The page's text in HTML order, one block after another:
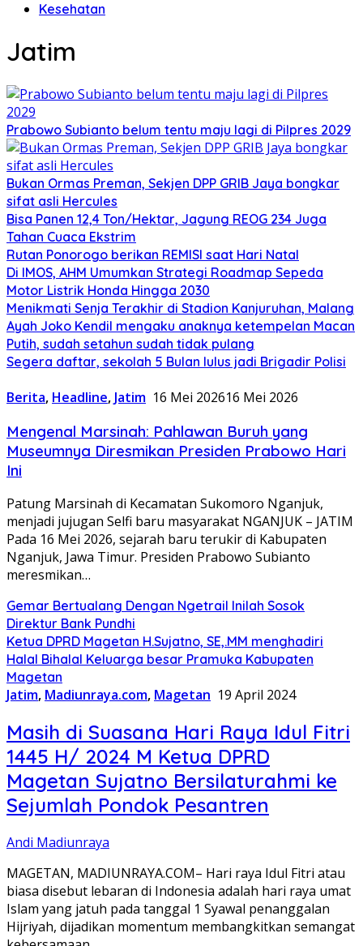
Kesehatan
Jatim
Prabowo Subianto belum tentu maju lagi di Pilpres 2029
Bukan Ormas Preman, Sekjen DPP GRIB Jaya bongkar
sifat asli Hercules
Bisa Panen 12,4 Ton/Hektar, Jagung REOG 234 Juga
Tahan Cuaca Ekstrim
Rutan Ponorogo berikan REMISI saat Hari Natal
Di IMOS, AHM Umumkan Strategi Roadmap Sepeda
Motor Listrik Honda Hingga 2030
Menikmati Senja Terakhir di Stadion Kanjuruhan, Malang
Ayah Joko Kendil mengaku anaknya ketempelan Macan
Putih, sudah setahun sudah tidak pulang
Segera daftar, sekolah 5 Bulan lulus jadi Brigadir Polisi
Berita, Headline, Jatim 16 Mei 202616 Mei 2026
Mengenal Marsinah: Pahlawan Buruh yang
Museumnya Diresmikan Presiden Prabowo Hari
Ini
Patung Marsinah di Kecamatan Sukomoro Nganjuk,
menjadi jujugan Selfi baru masyarakat NGANJUK – JATIM
Pada 16 Mei 2026, sejarah baru terukir di Kabupaten
Nganjuk, Jawa Timur. Presiden Prabowo Subianto
meresmikan…
Gemar Bertualang Dengan Ngetrail Inilah Sosok
Direktur Bank Pundhi
Ketua DPRD Magetan H.Sujatno, SE,.MM menghadiri
Halal Bihalal Keluarga besar Pramuka Kabupaten
Magetan
Jatim, Madiunraya.com, Magetan 19 April 2024
Masih di Suasana Hari Raya Idul Fitri
1445 H/ 2024 M Ketua DPRD
Magetan Sujatno Bersilaturahmi ke
Sejumlah Pondok Pesantren
Andi Madiunraya
MAGETAN, MADIUNRAYA.COM– Hari raya Idul Fitri atau
biasa disebut lebaran di Indonesia adalah hari raya umat
Islam yang jatuh pada tanggal 1 Syawal penanggalan
Hijriyah, dijadikan momentum membangkitkan semangat